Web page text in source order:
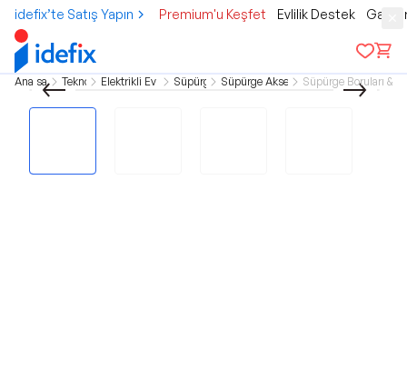
idefix’te Satış Yapın Premium'u Keşfet Evlilik Destek
Ana sayfa TeknolojiElektrikli Ev AletleriSüpürgelerSüpürge AksesuarlarıSüpürge Boruları &